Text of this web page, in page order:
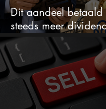
Dit aandeel
steeds meer
goedkoop